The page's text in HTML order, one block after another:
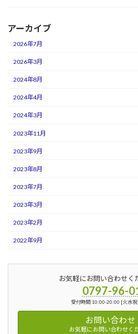
アーカイブ
2026年7月
2026年3月
2024年8月
2024年4月
2024年3月
2023年11月
2023年9月
2023年8月
2023年7月
2023年3月
2023年2月
2022年9月
お気軽にお問い合わせく
0797-96-
受付時間 10:00-20:00 [火水祝
お問い合わせ
お気軽にお問い合わせく